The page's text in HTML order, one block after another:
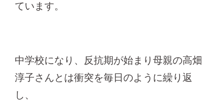
ています。
中学校になり、反抗期が始まり母親の高畑
淳子さんとは衝突を毎日のように繰り返
し、